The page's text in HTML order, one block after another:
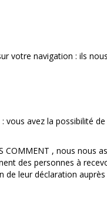
votre navigation : ils
avez la possibilité
, nous nous
des personnes à
leur déclaration auprès